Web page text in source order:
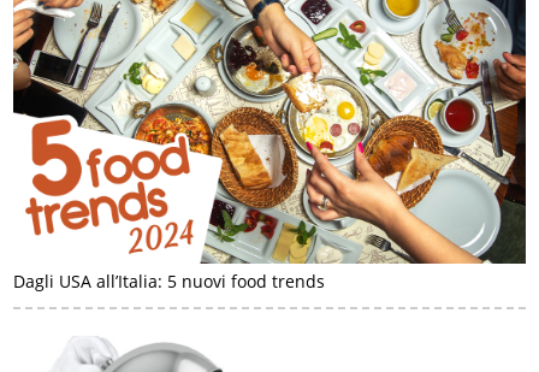
Dagli USA all’Italia: 5 nuovi food trends